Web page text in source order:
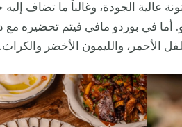
عالية الجودة، وغالباً ما تضاف
أما في بوردو مافي فيتم تحضيره
الأحمر، والليمون الأخضر والكراث.